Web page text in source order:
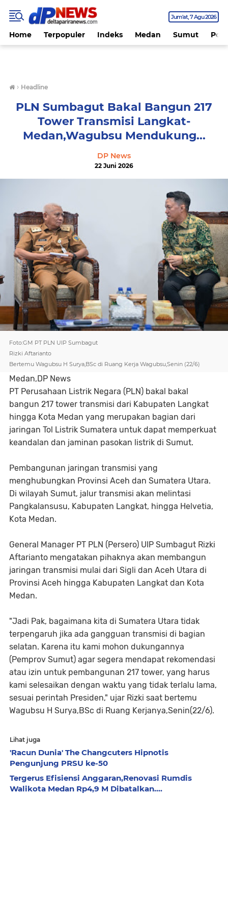
Jum'at 7 Agu 2026
Home Terpopuler Indeks Medan Sumut
› Headline
PLN Sumbagut Bakal Bangun 217
Tower Transmisi Langkat-
Medan,Wagubsu Mendukung...
DP News
22 Juni 2026
Foto:GM PT PLN UIP Sumbagut
Rizki Aftarianto
Bertemu Wagubsu H Surya,BSc di Ruang Kerja Wagubsu,Senin (22/6)
Medan,DP News
PT Perusahaan Listrik Negara (PLN) bakal bakal
bangun 217 tower transmisi dari Kabupaten Langkat
hingga Kota Medan yang merupakan bagian dari
jaringan Tol Listrik Sumatera untuk dapat memperkuat
keandalan dan jaminan pasokan listrik di Sumut.
Pembangunan jaringan transmisi yang
menghubungkan Provinsi Aceh dan Sumatera Utara.
Di wilayah Sumut, jalur transmisi akan melintasi
Pangkalansusu, Kabupaten Langkat, hingga Helvetia,
Kota Medan.
General Manager PT PLN (Persero) UIP Sumbagut Rizki
Aftarianto mengatakan pihaknya akan membangun
jaringan transmisi mulai dari Sigli dan Aceh Utara di
Provinsi Aceh hingga Kabupaten Langkat dan Kota
Medan.
"Jadi Pak, bagaimana kita di Sumatera Utara tidak
terpengaruh jika ada gangguan transmisi di bagian
selatan. Karena itu kami mohon dukungannya
(Pemprov Sumut) agar segera mendapat rekomendasi
atau izin untuk pembangunan 217 tower, yang harus
kami selesaikan dengan waktu yang tidak terlalu lama,
sesuai perintah Presiden," ujar Rizki saat bertemu
Wagubsu H Surya,BSc di Ruang Kerjanya,Senin(22/6).
Lihat juga
'Racun Dunia' The Changcuters Hipnotis
Pengunjung PRSU ke-50 ‎
Tergerus Efisiensi Anggaran,Renovasi Rumdis
Walikota Medan Rp4,9 M Dibatalkan....